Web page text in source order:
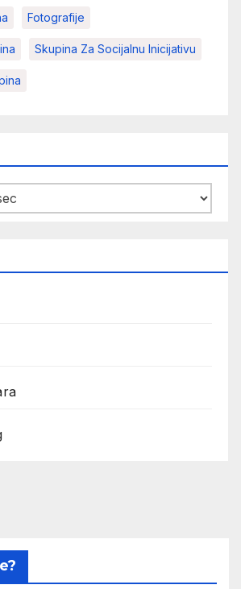
Fotografije
Skupina Za Socijalnu Inicijativu